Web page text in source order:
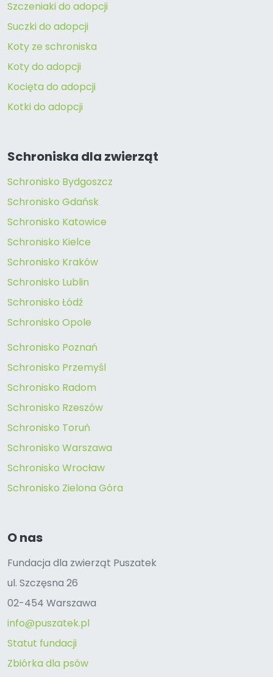
Szczeniaki do adopcji
Suczki do adopcji
Koty ze schroniska
Koty do adopcji
Kocięta do adopcji
Kotki do adopcji
Schroniska dla zwierząt
Schronisko Bydgoszcz
Schronisko Gdańsk
Schronisko Katowice
Schronisko Kielce
Schronisko Kraków
Schronisko Lublin
Schronisko Łódź
Schronisko Opole
Schronisko Poznań
Schronisko Przemyśl
Schronisko Radom
Schronisko Rzeszów
Schronisko Toruń
Schronisko Warszawa
Schronisko Wrocław
Schronisko Zielona Góra
O nas
Fundacja dla zwierząt Puszatek
ul. Szczęsna 26
02-454 Warszawa
info@puszatek.pl
Statut fundacji
Zbiórka dla psów